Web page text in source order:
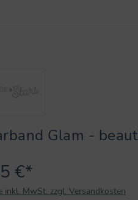
Glam -
€*
inkl. MwSt. zzgl. Versandkosten